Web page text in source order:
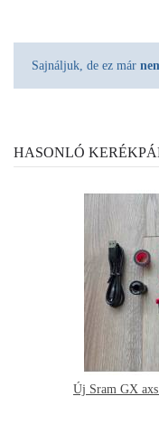
Sajnáljuk, de ez már
HASONLÓ
Új Sram GX